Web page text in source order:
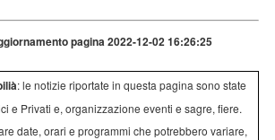
pagina 2022-12-02 16:26:25
: le notizie riportate in questa pagina sono state
e Privati e, organizzazione eventi e sagre, fiere.
date, orari e programmi che potrebbero variare,